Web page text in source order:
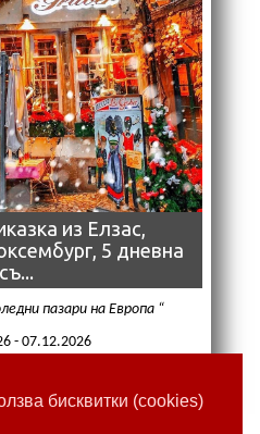
бисквитки (cookies)
из Елзас,
5 дневна
съ...
пазари на Европа
- 07.12.2026